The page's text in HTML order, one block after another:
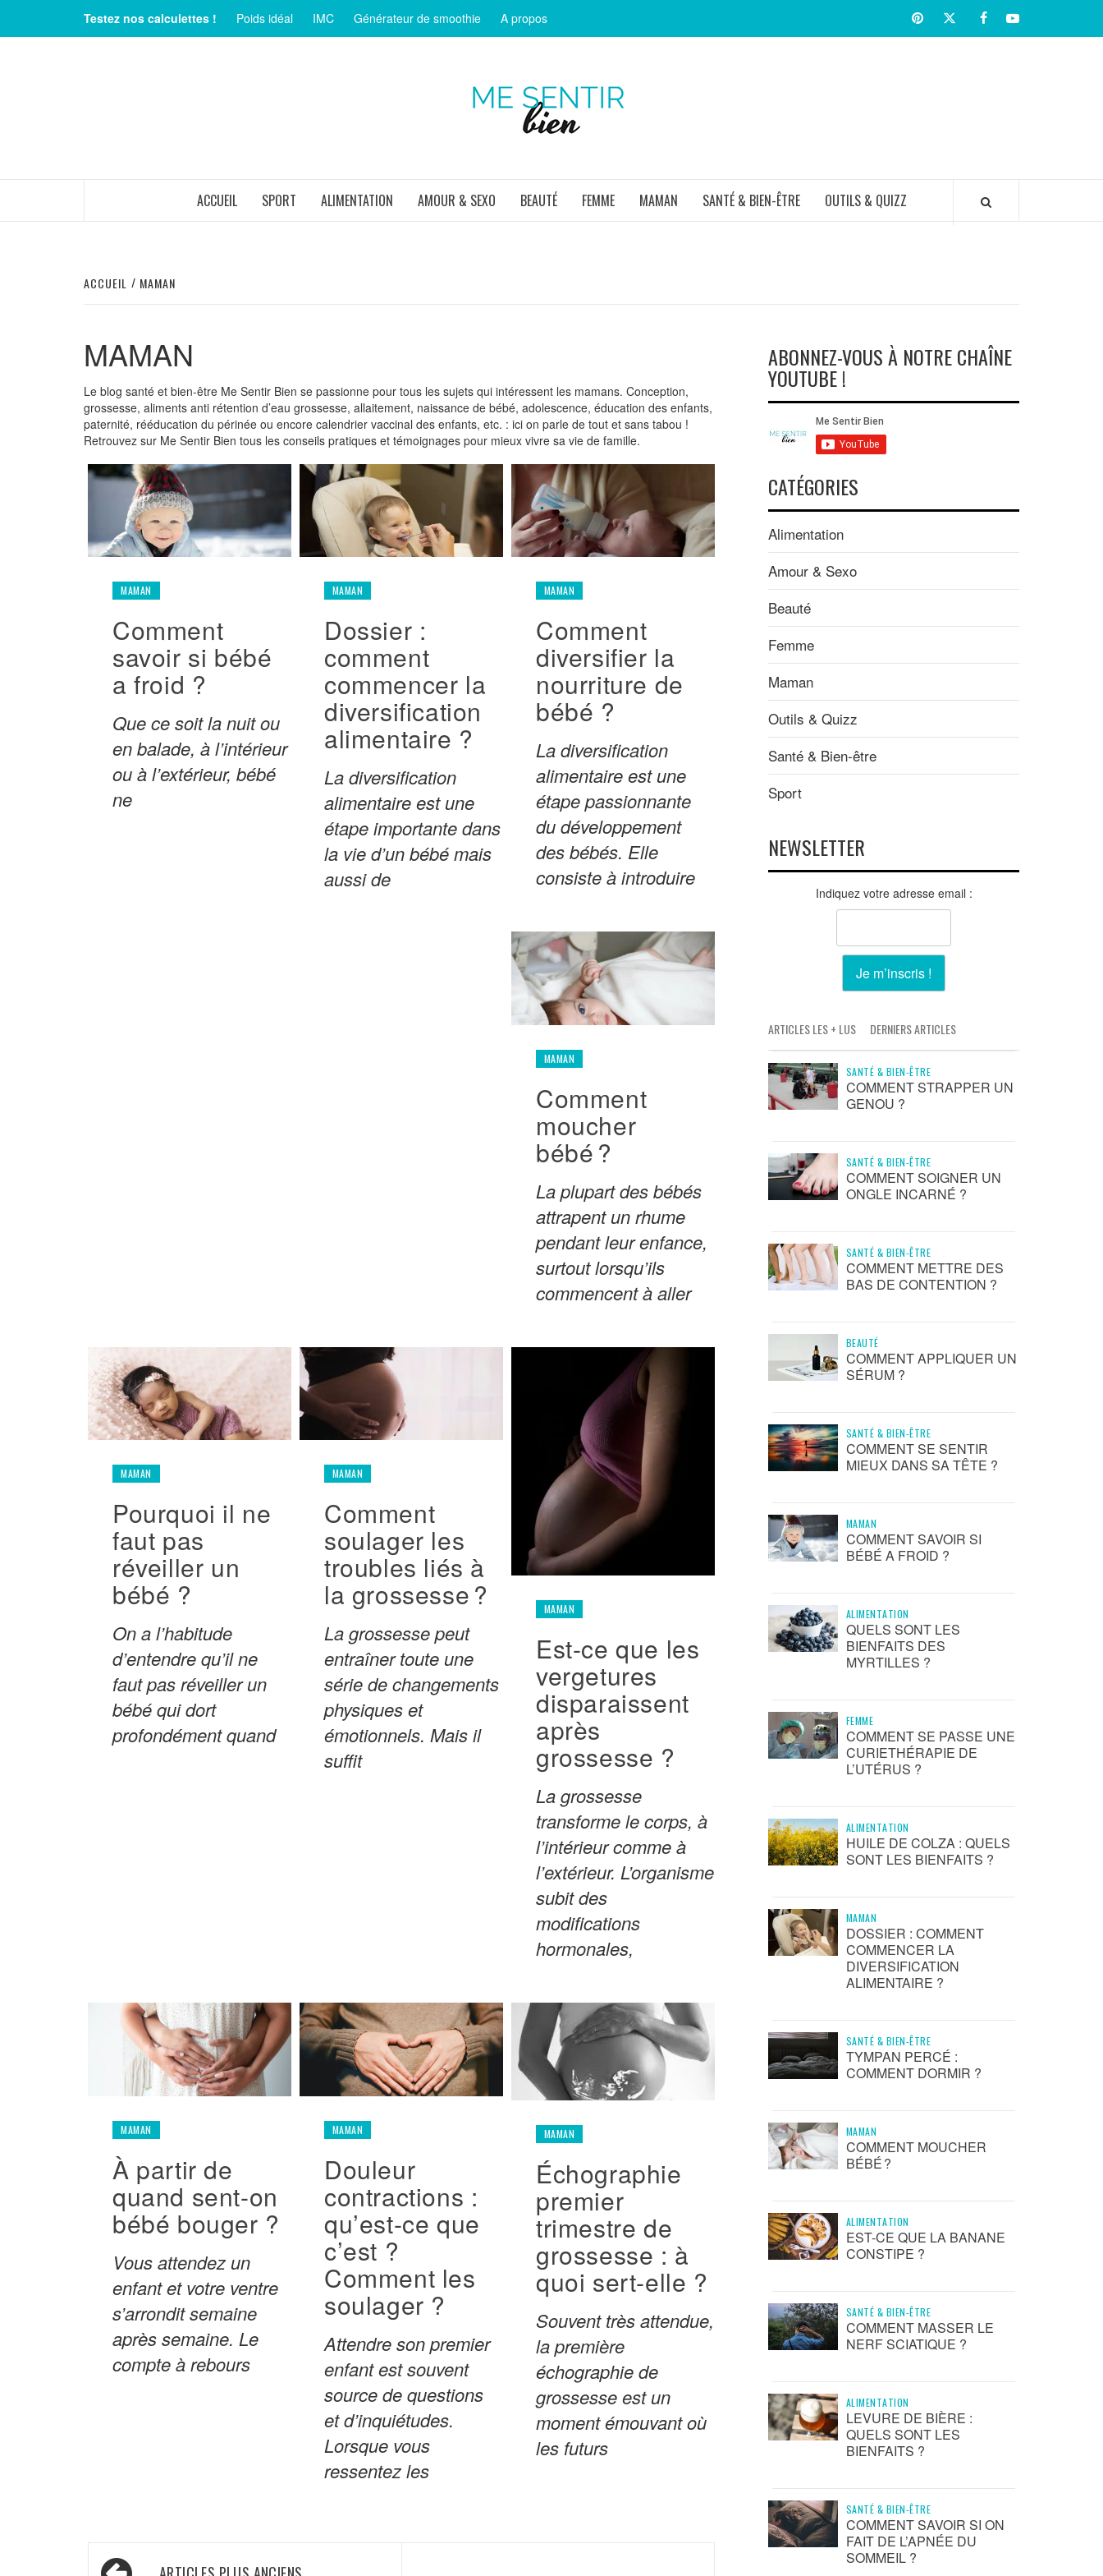
contenu
Testez nos calculettes ! Poids idéal IMC Générateur de smoothie A propos PinterestTwitter facebookYoutube
ACCUEIL SPORT ALIMENTATION AMOUR & SEXO BEAUTÉ FEMME MAMAN SANTÉ & BIEN-ÊTRE OUTILS & QUIZZ
ACCUEIL MAMAN
MAMAN
Le blog santé et bien-être Me Sentir Bien se passionne pour tous les sujets qui intéressent les mamans. Conception,
grossesse, aliments anti rétention d’eau grossesse, allaitement, naissance de bébé, adolescence, éducation des enfants,
paternité, rééducation du périnée ou encore calendrier vaccinal des enfants, etc. : ici on parle de tout et sans tabou !
Retrouvez sur Me Sentir Bien tous les conseils pratiques et témoignages pour mieux vivre sa vie de famille.
MAMAN
Comment
savoir si bébé
a froid ?
Que ce soit la nuit ou
en balade, à l’intérieur
ou à l’extérieur, bébé
ne
MAMAN
Dossier :
comment
commencer la
diversification
alimentaire ?
La diversification
alimentaire est une
étape importante dans
la vie d’un bébé mais
aussi de
MAMAN
Comment
diversifier la
nourriture de
bébé ?
La diversification
alimentaire est une
étape passionnante
du développement
des bébés. Elle
consiste à introduire
MAMAN
Comment
moucher
bébé ?
La plupart des bébés
attrapent un rhume
pendant leur enfance,
surtout lorsqu’ils
commencent à aller
MAMAN
Pourquoi il ne
faut pas
réveiller un
bébé ?
On a l’habitude
d’entendre qu’il ne
faut pas réveiller un
bébé qui dort
profondément quand
MAMAN
Comment
soulager les
troubles liés à
la grossesse ?
La grossesse peut
entraîner toute une
série de changements
physiques et
émotionnels. Mais il
suffit
MAMAN
Est-ce que les
vergetures
disparaissent
après
grossesse ?
La grossesse
transforme le corps, à
l’intérieur comme à
l’extérieur. L’organisme
subit des
modifications
hormonales,
MAMAN
À partir de
quand sent-on
bébé bouger ?
Vous attendez un
enfant et votre ventre
s’arrondit semaine
après semaine. Le
compte à rebours
MAMAN
Douleur
contractions :
qu’est-ce que
c’est ?
Comment les
soulager ?
Attendre son premier
enfant est souvent
source de questions
et d’inquiétudes.
Lorsque vous
ressentez les
MAMAN
Échographie
premier
trimestre de
grossesse : à
quoi sert-elle ?
Souvent très attendue,
la première
échographie de
grossesse est un
moment émouvant où
les futurs
Navigation
ABONNEZ-VOUS À NOTRE CHAÎNE
YOUTUBE !
CATÉGORIES
Alimentation
Amour & Sexo
Beauté
Femme
Maman
Outils & Quizz
Santé & Bien-être
Sport
NEWSLETTER
Indiquez votre adresse email :
ARTICLES LES + LUS DERNIERS ARTICLES
SANTÉ & BIEN-ÊTRE
COMMENT STRAPPER UN
GENOU ?
SANTÉ & BIEN-ÊTRE
COMMENT SOIGNER UN
ONGLE INCARNÉ ?
SANTÉ & BIEN-ÊTRE
COMMENT METTRE DES
BAS DE CONTENTION ?
BEAUTÉ
COMMENT APPLIQUER UN
SÉRUM ?
SANTÉ & BIEN-ÊTRE
COMMENT SE SENTIR
MIEUX DANS SA TÊTE ?
MAMAN
COMMENT SAVOIR SI
BÉBÉ A FROID ?
ALIMENTATION
QUELS SONT LES
BIENFAITS DES
MYRTILLES ?
FEMME
COMMENT SE PASSE UNE
CURIETHÉRAPIE DE
L’UTÉRUS ?
ALIMENTATION
HUILE DE COLZA : QUELS
SONT LES BIENFAITS ?
MAMAN
DOSSIER : COMMENT
COMMENCER LA
DIVERSIFICATION
ALIMENTAIRE ?
SANTÉ & BIEN-ÊTRE
TYMPAN PERCÉ :
COMMENT DORMIR ?
MAMAN
COMMENT MOUCHER
BÉBÉ ?
ALIMENTATION
EST-CE QUE LA BANANE
CONSTIPE ?
SANTÉ & BIEN-ÊTRE
COMMENT MASSER LE
NERF SCIATIQUE ?
ALIMENTATION
LEVURE DE BIÈRE :
QUELS SONT LES
BIENFAITS ?
SANTÉ & BIEN-ÊTRE
COMMENT SAVOIR SI ON
FAIT DE L’APNÉE DU
SOMMEIL ?